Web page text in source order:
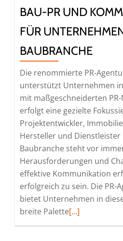
BAU-PR UND
FÜR
BAUBRANCHE
Die renommierte PR-
unterstützt Unternehmen
mit maßgeschneiderten
erfolgt eine gezielte
Projektentwickler,
Hersteller und Dienstleister
Baubranche steht vor
Herausforderungen und
effektive Kommunikation
erfolgreich zu sein. Die PR-
bietet Unternehmen in
breite PaletteRead
[…]